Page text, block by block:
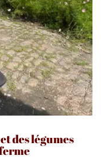
des légumes